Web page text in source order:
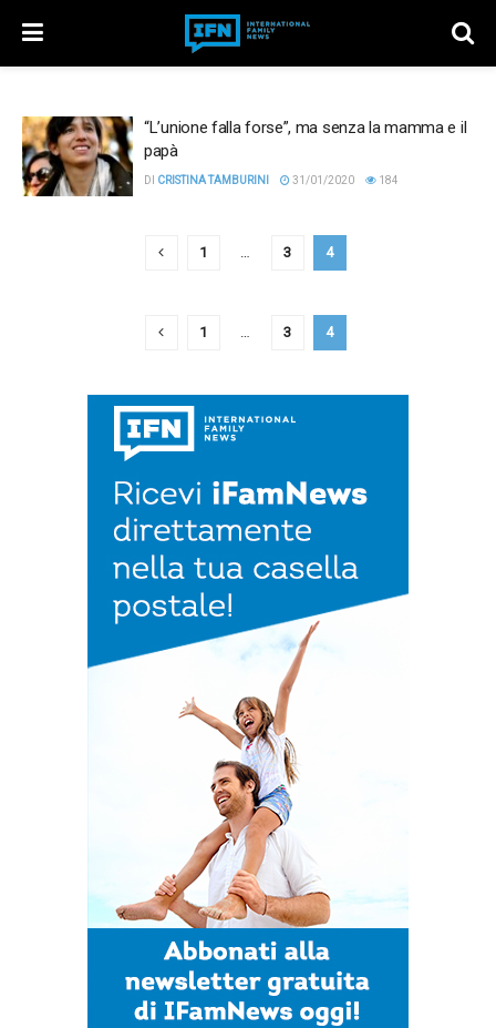
“L’unione falla forse”, ma senza la mamma e il
papà
DI CRISTINA TAMBURINI 31/01/2020 184
1 3 4
1 3 4